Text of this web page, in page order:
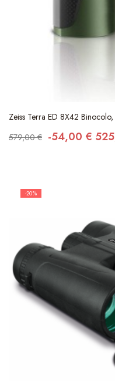
Zeiss Terra ED 8X42
579,00 € -54,00 €
-20%